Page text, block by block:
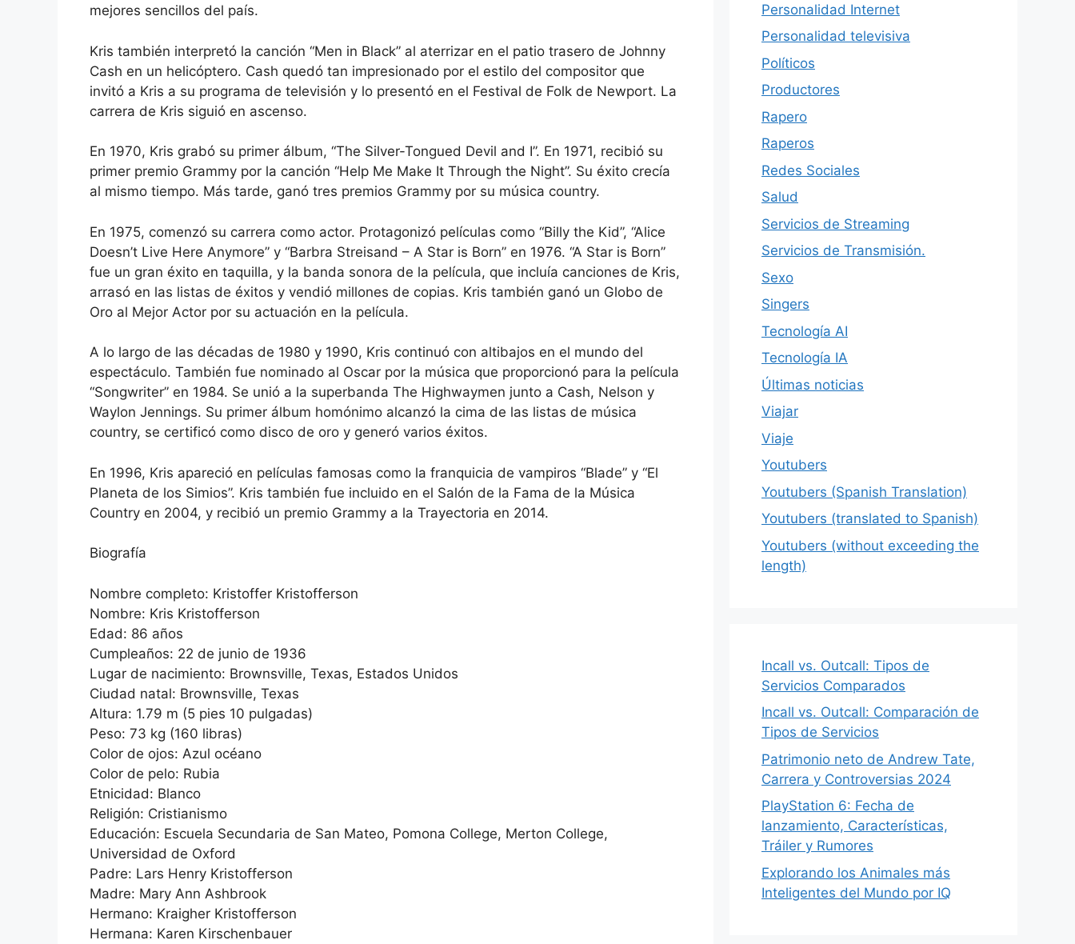
mejores sencillos del país.
Kris también interpretó la canción “Men in Black” al aterrizar en el patio trasero de Johnny
Cash en un helicóptero. Cash quedó tan impresionado por el estilo del compositor que
invitó a Kris a su programa de televisión y lo presentó en el Festival de Folk de Newport. La
carrera de Kris siguió en ascenso.
En 1970, Kris grabó su primer álbum, “The Silver-Tongued Devil and I”. En 1971, recibió su
primer premio Grammy por la canción “Help Me Make It Through the Night”. Su éxito crecía
al mismo tiempo. Más tarde, ganó tres premios Grammy por su música country.
En 1975, comenzó su carrera como actor. Protagonizó películas como “Billy the Kid”, “Alice
Doesn’t Live Here Anymore” y “Barbra Streisand – A Star is Born” en 1976. “A Star is Born”
fue un gran éxito en taquilla, y la banda sonora de la película, que incluía canciones de Kris,
arrasó en las listas de éxitos y vendió millones de copias. Kris también ganó un Globo de
Oro al Mejor Actor por su actuación en la película.
A lo largo de las décadas de 1980 y 1990, Kris continuó con altibajos en el mundo del
espectáculo. También fue nominado al Oscar por la música que proporcionó para la película
“Songwriter” en 1984. Se unió a la superbanda The Highwaymen junto a Cash, Nelson y
Waylon Jennings. Su primer álbum homónimo alcanzó la cima de las listas de música
country, se certificó como disco de oro y generó varios éxitos.
En 1996, Kris apareció en películas famosas como la franquicia de vampiros “Blade” y “El
Planeta de los Simios”. Kris también fue incluido en el Salón de la Fama de la Música
Country en 2004, y recibió un premio Grammy a la Trayectoria en 2014.
Biografía
Nombre completo: Kristoffer Kristofferson
Nombre: Kris Kristofferson
Edad: 86 años
Cumpleaños: 22 de junio de 1936
Lugar de nacimiento: Brownsville, Texas, Estados Unidos
Ciudad natal: Brownsville, Texas
Altura: 1.79 m (5 pies 10 pulgadas)
Peso: 73 kg (160 libras)
Color de ojos: Azul océano
Color de pelo: Rubia
Etnicidad: Blanco
Religión: Cristianismo
Educación: Escuela Secundaria de San Mateo, Pomona College, Merton College,
Universidad de Oxford
Padre: Lars Henry Kristofferson
Madre: Mary Ann Ashbrook
Hermano: Kraigher Kristofferson
Hermana: Karen Kirschenbauer
Personalidad Internet
Personalidad televisiva
Políticos
Productores
Rapero
Raperos
Redes Sociales
Salud
Servicios de Streaming
Servicios de Transmisión.
Sexo
Singers
Tecnología AI
Tecnología IA
Últimas noticias
Viajar
Viaje
Youtubers
Youtubers (Spanish Translation)
Youtubers (translated to Spanish)
Youtubers (without exceeding the
length)
Incall vs. Outcall: Tipos de
Servicios Comparados
Incall vs. Outcall: Comparación de
Tipos de Servicios
Patrimonio neto de Andrew Tate,
Carrera y Controversias 2024
PlayStation 6: Fecha de
lanzamiento, Características,
Tráiler y Rumores
Explorando los Animales más
Inteligentes del Mundo por IQ